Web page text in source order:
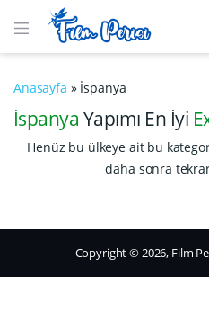
Anasayfa » İspanya
İspanya Yapımı En İyi
Henüz bu ülkeye ait bu
daha sonra
Copyright © 2026, Film